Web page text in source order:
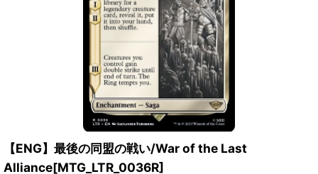
【ENG】最後の同盟の戦い/War of the Last
Alliance[MTG_LTR_0036R]